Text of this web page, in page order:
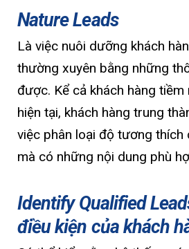
Nature Leads
Là việc nuôi dưỡng khách
thường xuyên bằng những
được. Kể cả khách hàng tiềm
hiện tại, khách hàng trung
việc phân loại độ tương thích
mà có những nội dung phù
Identify Qualified
điều kiện của khách